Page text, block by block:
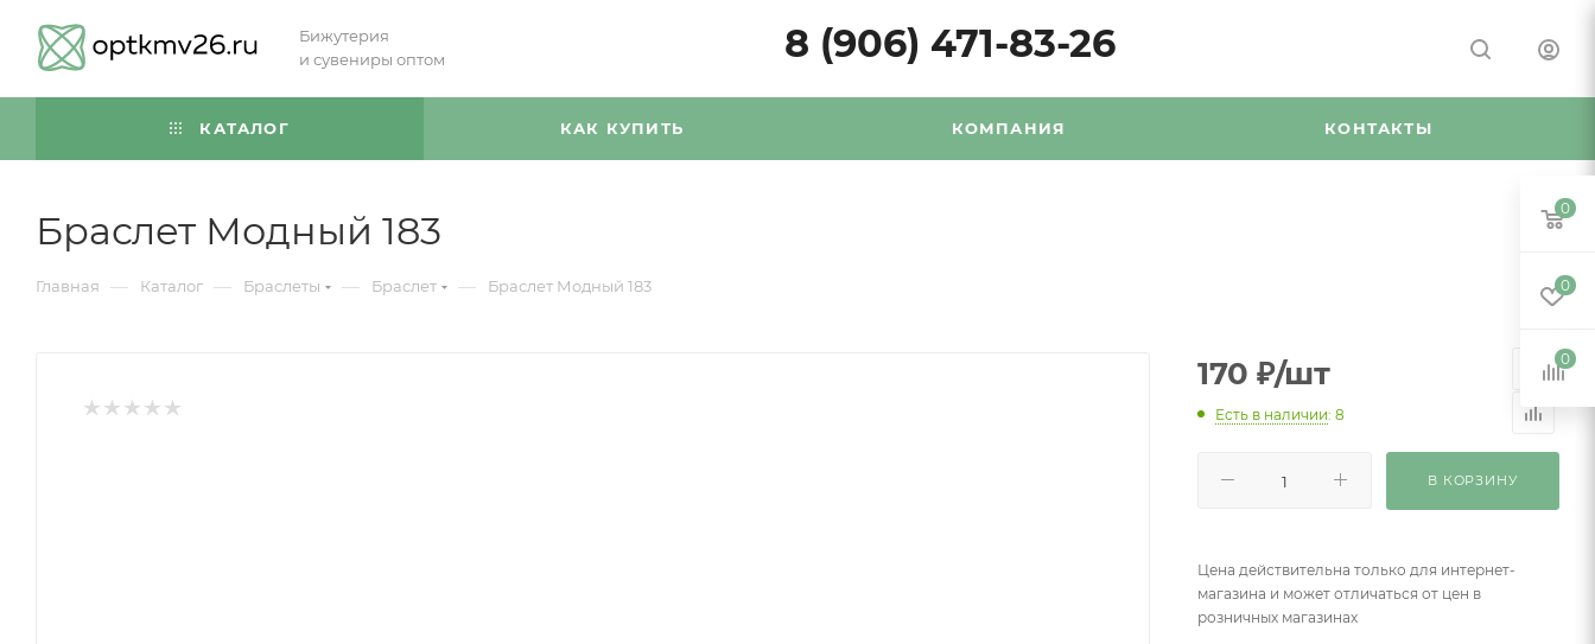
Бижутерия
и сувениры оптом
8 (906) 471-83-26
КАТАЛОГ КАК КУПИТЬ КОМПАНИЯ КОНТАКТЫ
Браслет Модный 183
Главная — Каталог — Браслеты — Браслет — Браслет Модный 183
170 ₽/шт
Есть в наличии: 8
В КОРЗИНУ
Цена действительна только для интернет-
магазина и может отличаться от цен в
розничных магазинах
0
0
0